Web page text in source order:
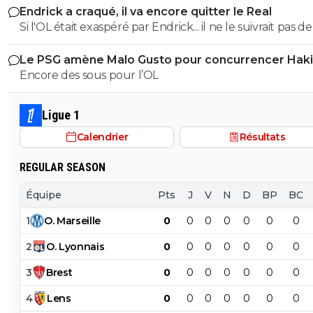
nicooo-lacazmonb-bew
Mdr
froml2toeuropa 23 novembre 2018 à 9:44
journée est encore longue jusqu a ce soir !!!😂
0+ Répondre
yann-fanch-ar-bras
sur le maillot mais 2 coupes du monde
JO avant la création de la coupe du monde.
Pas si faux que ça desfois ils mettent 4 étoiles
qu'ils ont 2 titres olympiques en plus
Endrick a craqué, il va encore quitter le Real
Si l'OL était exaspéré par Endrick... il ne le suivrait pas
près. Bref... Quand l'équipe sera complète... ce sera beaucoup
mieux.
Le PSG amène Malo Gusto pour concurrencer
Encore des sous pour l’OL
Ligue 1
Calendrier Résultats
REGULAR SEASON
Équipe Pts J V N D BP BC
1 O. Marseille 0 0 0 0 0 0 0
2 O. Lyonnais 0 0 0 0 0 0 0
3 Brest 0 0 0 0 0 0 0
4 Lens 0 0 0 0 0 0 0